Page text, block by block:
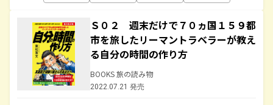
Ｓ０２ 週末だけで７０ヵ国１５９都
市を旅したリーマントラベラーが教え
る自分の時間の作り方
BOOKS 旅の読み物
2022.07.21 発売